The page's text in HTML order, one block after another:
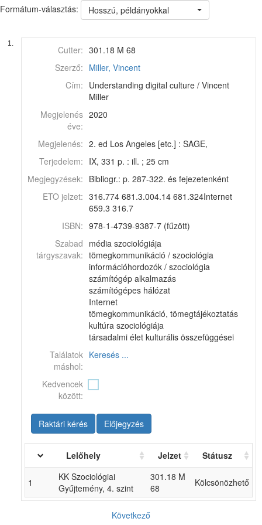
Formátum-választás: Hosszú, példányokkal
1.
Cutter: 301.18 M 68
Szerző: Miller, Vincent
Cím: Understanding digital culture / Vincent
Miller
Megjelenés
éve:
2020
Megjelenés: 2. ed Los Angeles [etc.] : SAGE,
Terjedelem: IX, 331 p. : ill. ; 25 cm
Megjegyzések: Bibliogr.: p. 287-322. és fejezetenként
ETO jelzet: 316.774 681.3.004.14 681.324Internet
659.3 316.7
ISBN: 978-1-4739-9387-7 (fűzött)
Szabad
tárgyszavak:
média szociológiája
tömegkommunikáció / szociológia
információhordozók / szociológia
számítógép alkalmazás
számítógépes hálózat
Internet
tömegkommunikáció, tömegtájékoztatás
kultúra szociológiája
társadalmi élet kulturális összefüggései
Találatok
máshol:
Keresés ...
Kedvencek
között:
Raktári kérés Előjegyzés
Lelőhely Jelzet Státusz
1
KK Szociológiai
Gyűjtemény, 4. szint
301.18 M
68
Kölcsönözhető
Következő